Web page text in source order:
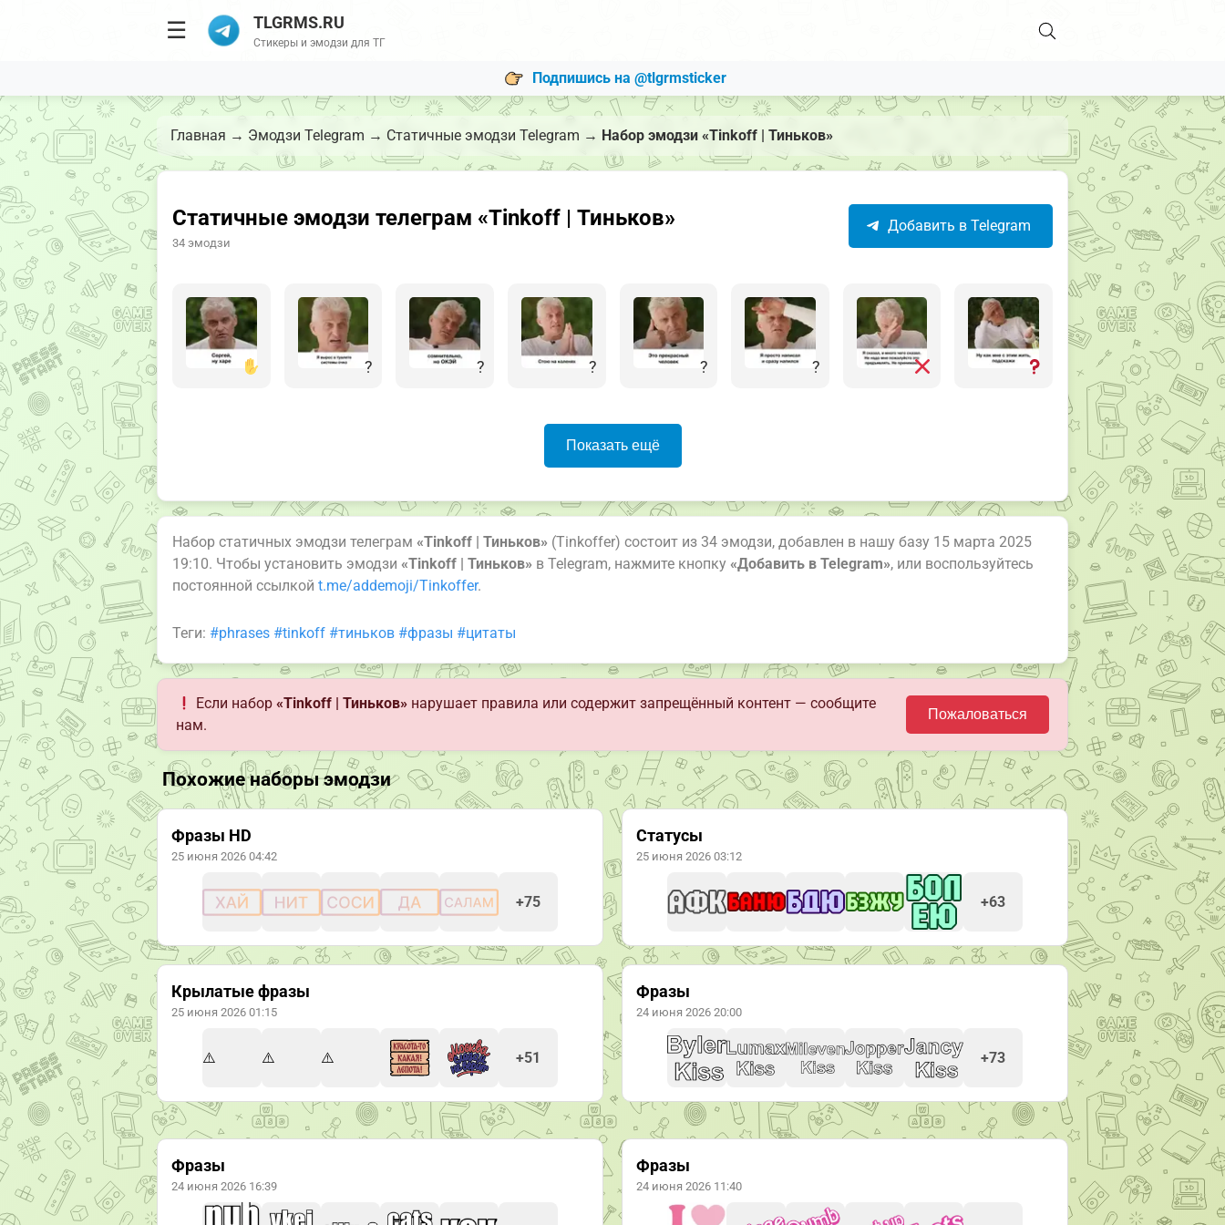
☰ TLGRMS.RU
Стикеры и эмодзи для ТГ
Подпишись на @tlgrmsticker
Главная → Эмодзи Telegram → Статичные эмодзи Telegram → Набор эмодзи «Tinkoff | Тиньков»
Статичные эмодзи телеграм «Tinkoff | Тиньков»
34 эмодзи
Добавить в Telegram
? ? ? ? ?
Показать ещё
Набор статичных эмодзи телеграм «Tinkoff | Тиньков» (Tinkoffer) состоит из 34 эмодзи, добавлен в нашу базу 15 марта 2025
19:10. Чтобы установить эмодзи «Tinkoff | Тиньков» в Telegram, нажмите кнопку «Добавить в Telegram», или воспользуйтесь
постоянной ссылкой t.me/addemoji/Tinkoffer.
Теги: #phrases #tinkoff #тиньков #фразы #цитаты
Если набор«Tinkoff | Тиньков» нарушает правила или содержит запрещённый контент — сообщите
нам.
Пожаловаться
Похожие наборы эмодзи
Фразы HD
25 июня 2026 04:42
+75
Статусы
25 июня 2026 03:12
+63
Крылатые фразы
25 июня 2026 01:15
+51
Фразы
24 июня 2026 20:00
+73
Фразы
24 июня 2026 16:39
Фразы
24 июня 2026 11:40